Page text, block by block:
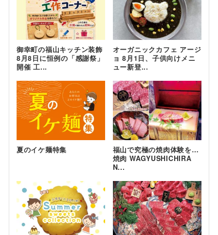
御幸町の福山キッチン装飾
8月8日に恒例の「感謝祭」
開催 工...
オーガニックカフェ アージ
ョ 8月1日、子供向けメニ
ュー新登...
夏のイケ麺特集
福山で究極の焼肉体験を…
焼肉 WAGYUSHICHIRA
N...